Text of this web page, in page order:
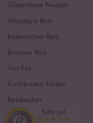
Glutenfreie Nudeln
Himalaya Reis
Italienischer Reis
Brauner Reis
Hot Pot
Kochboxen Finder
Reisbecher
Sushi Einsteiger Box
Sehr gut